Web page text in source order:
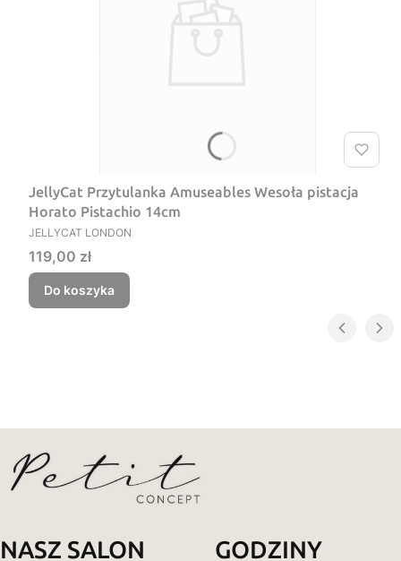
JellyCat Przytulanka Amuseables Wesoła pistacja
Horato Pistachio 14cm
PRODUCENT
JELLYCAT LONDON
Cena
119,00 zł
Do koszyka
NASZ SALON
GODZINY